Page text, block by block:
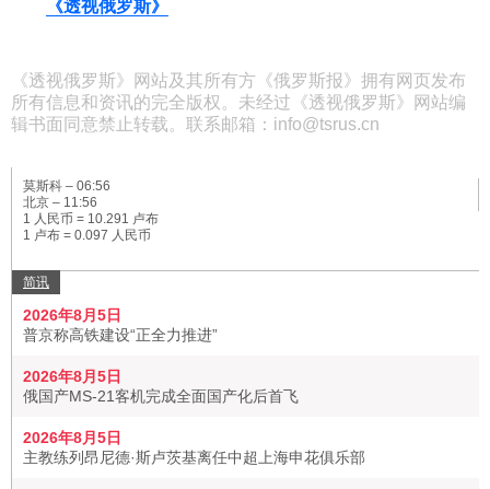
《透视俄罗斯》
《透视俄罗斯》网站及其所有方《俄罗斯报》拥有网页发布
所有信息和资讯的完全版权。未经过《透视俄罗斯》网站编
辑书面同意禁止转载。联系邮箱：info@tsrus.cn
莫斯科 – 06:56
北京 – 11:56
1 人民币 = 10.291 卢布
1 卢布 = 0.097 人民币
简讯
2026年8月5日
普京称高铁建设“正全力推进”
2026年8月5日
俄国产MS-21客机完成全面国产化后首飞
2026年8月5日
主教练列昂尼德·斯卢茨基离任中超上海申花俱乐部